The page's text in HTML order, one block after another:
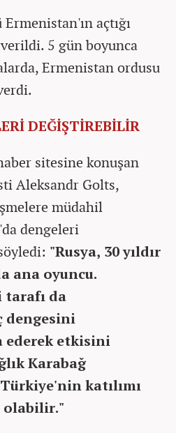
açtığı
5 gün boyunca
Ermenistan ordusu
DEĞİŞTİREBİLİR
sitesine konuşan
Aleksandr Golts,
müdahil
dengeleri
"Rusya, 30 yıldır
ana oyuncu.
tarafı da
dengesini
ederek etkisini
Karabağ
katılımı
olabilir."